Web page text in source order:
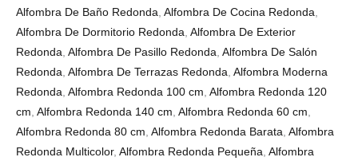
Alfombra De Baño Redonda, Alfombra De Cocina Redonda,
Alfombra De Dormitorio Redonda, Alfombra De Exterior
Redonda, Alfombra De Pasillo Redonda, Alfombra De Salón
Redonda, Alfombra De Terrazas Redonda, Alfombra Moderna
Redonda, Alfombra Redonda 100 cm, Alfombra Redonda 120
cm, Alfombra Redonda 140 cm, Alfombra Redonda 60 cm,
Alfombra Redonda 80 cm, Alfombra Redonda Barata, Alfombra
Redonda Multicolor, Alfombra Redonda Pequeña, Alfombra